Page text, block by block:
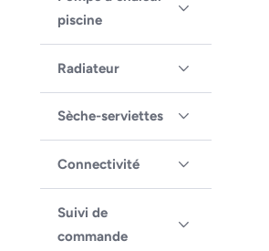
piscine
Radiateur
Sèche-serviettes
Connectivité
Suivi de
commande